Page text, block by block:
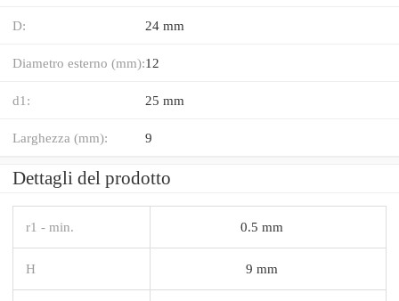
D: 24 mm
Diametro esterno (mm):12
d1: 25 mm
Larghezza (mm): 9
Dettagli del prodotto
r1 - min. 0.5 mm
H 9 mm